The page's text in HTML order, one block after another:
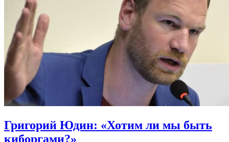
Григорий Юдин: «Хотим ли мы быть
киборгами?»